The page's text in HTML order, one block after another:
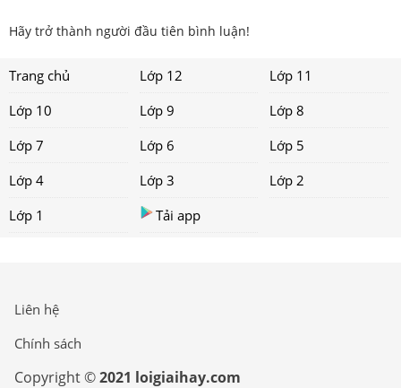
Hãy trở thành người đầu tiên bình luận!
Trang chủ Lớp 12
Lớp 11
Lớp 10
Lớp 9
Lớp 8
Lớp 7
Lớp 6
Lớp 5
Lớp 4
Lớp 3
Lớp 2
Lớp 1
Tải app
Liên hệ
Chính sách
Copyright ©2021 loigiaihay.com